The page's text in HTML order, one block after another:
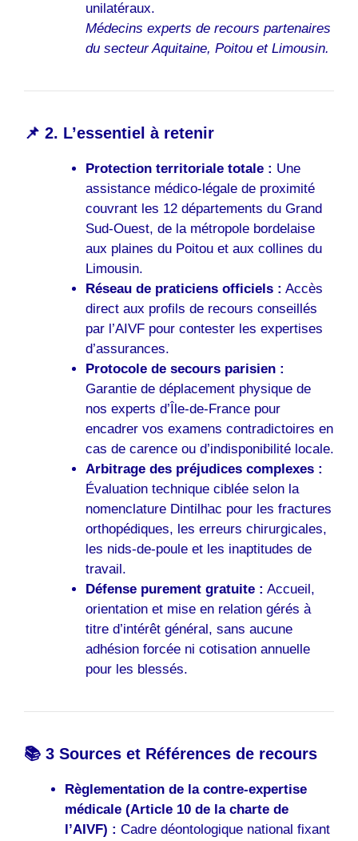
unilatéraux.
Médecins experts de recours partenaires
du secteur Aquitaine, Poitou et Limousin.
📌 2. L’essentiel à retenir
Protection territoriale totale : Une
assistance médico-légale de proximité
couvrant les 12 départements du Grand
Sud-Ouest, de la métropole bordelaise
aux plaines du Poitou et aux collines du
Limousin.
Réseau de praticiens officiels : Accès
direct aux profils de recours conseillés
par l’AIVF pour contester les expertises
d’assurances.
Protocole de secours parisien :
Garantie de déplacement physique de
nos experts d’Île-de-France pour
encadrer vos examens contradictoires en
cas de carence ou d’indisponibilité locale.
Arbitrage des préjudices complexes :
Évaluation technique ciblée selon la
nomenclature Dintilhac pour les fractures
orthopédiques, les erreurs chirurgicales,
les nids-de-poule et les inaptitudes de
travail.
Défense purement gratuite : Accueil,
orientation et mise en relation gérés à
titre d’intérêt général, sans aucune
adhésion forcée ni cotisation annuelle
pour les blessés.
📚 3 Sources et Références de recours
Règlementation de la contre-expertise
médicale (Article 10 de la charte de
l’AIVF) : Cadre déontologique national fixant